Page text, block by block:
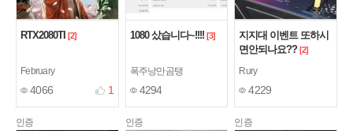
RTX2080TI [2]
February
4066 1
1080 샀습니다~!!!! [3]
폭주낭만곰탱
4294
지지대 이벤트 또하시
면안되나요?? [2]
Rury
4229
인증 인증 인증